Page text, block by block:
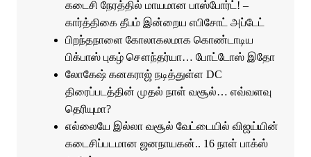
கடைசி நேரத்தில் மாயமான பாஸ்போர்ட்! –
கார்த்திகை தீபம் இன்றைய எபிசோட் அப்டேட்
பிறந்தநாளை கோலாகலமாக கொண்டாடிய
பிக்பாஸ் புகழ் சௌந்தர்யா… போட்டோஸ் இதோ
லோகேஷ் கனகராஜ் நடித்துள்ள DC
திரைப்படத்தின் முதல் நாள் வசூல்… எவ்வளவு
தெரியுமா?
எல்லையே இல்லா வசூல் வேட்டையில் விஜய்யின்
கடைசிப்படமான ஜனநாயகன்.. 16 நாள் பாக்ஸ்